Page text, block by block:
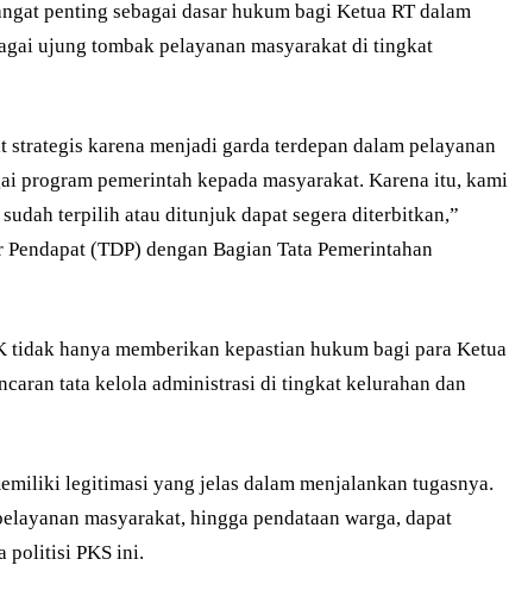
penting sebagai dasar hukum bagi Ketua RT dalam
ujung tombak pelayanan masyarakat di tingkat
karena menjadi garda terdepan dalam pelayanan
program pemerintah kepada masyarakat. Karena itu, kami
terpilih atau ditunjuk dapat segera diterbitkan,”
(TDP) dengan Bagian Tata Pemerintahan
tidak hanya memberikan kepastian hukum bagi para Ketua
tata kelola administrasi di tingkat kelurahan dan
legitimasi yang jelas dalam menjalankan tugasnya.
masyarakat, hingga pendataan warga, dapat
politisi PKS ini.